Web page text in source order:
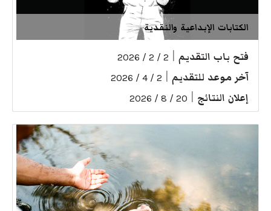
الكتابات الإبداعية والنقدية
فتح باب التقديم 2 / 2 / 2026
آخر موعد للتقديم 2 / 4 / 2026
إعلان النتائج 20 / 8 / 2026